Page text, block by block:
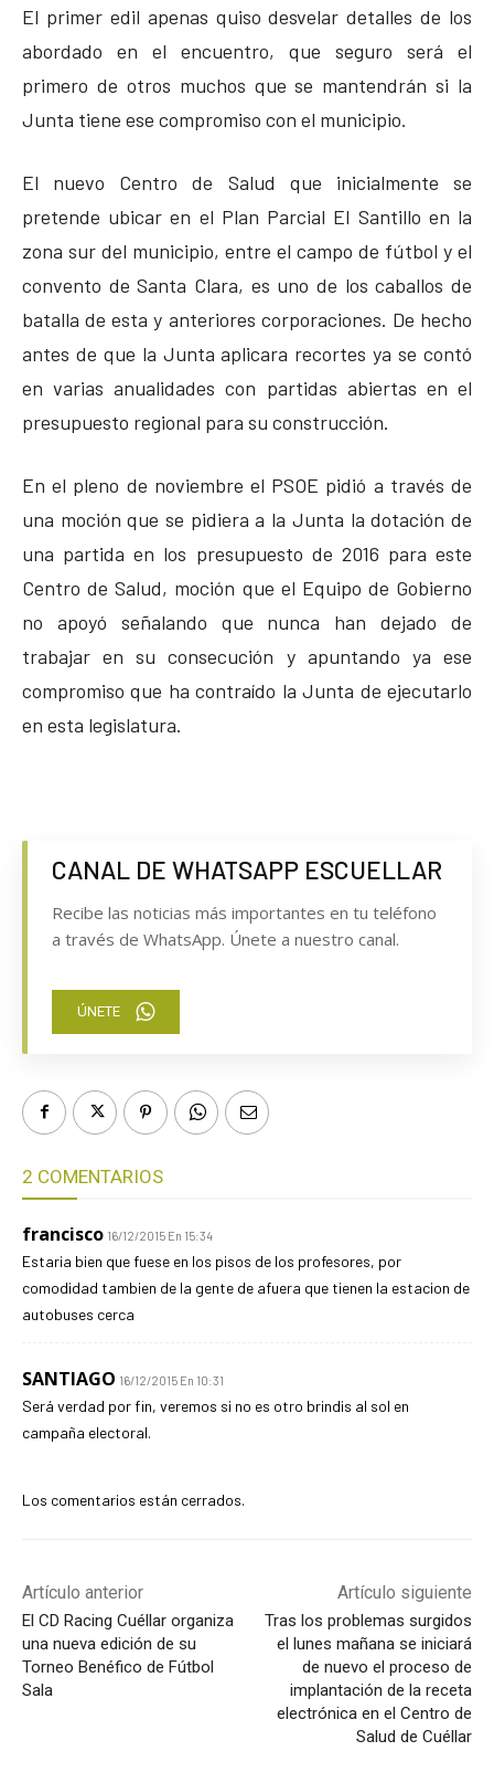
El primer edil apenas quiso desvelar detalles de los
abordado en el encuentro, que seguro será el
primero de otros muchos que se mantendrán si la
Junta tiene ese compromiso con el municipio.
El nuevo Centro de Salud que inicialmente se
pretende ubicar en el Plan Parcial El Santillo en la
zona sur del municipio, entre el campo de fútbol y el
convento de Santa Clara, es uno de los caballos de
batalla de esta y anteriores corporaciones. De hecho
antes de que la Junta aplicara recortes ya se contó
en varias anualidades con partidas abiertas en el
presupuesto regional para su construcción.
En el pleno de noviembre el PSOE pidió a través de
una moción que se pidiera a la Junta la dotación de
una partida en los presupuesto de 2016 para este
Centro de Salud, moción que el Equipo de Gobierno
no apoyó señalando que nunca han dejado de
trabajar en su consecución y apuntando ya ese
compromiso que ha contraído la Junta de ejecutarlo
en esta legislatura.
CANAL DE WHATSAPP ESCUELLAR
Recibe las noticias más importantes en tu teléfono
a través de WhatsApp. Únete a nuestro canal.
ÚNETE
2 COMENTARIOS
francisco 16/12/2015 En 15:34
Estaria bien que fuese en los pisos de los profesores, por
comodidad tambien de la gente de afuera que tienen la estacion de
autobuses cerca
SANTIAGO 16/12/2015 En 10:31
Será verdad por fin, veremos si no es otro brindis al sol en
campaña electoral.
Los comentarios están cerrados.
Artículo anterior
El CD Racing Cuéllar organiza
una nueva edición de su
Torneo Benéfico de Fútbol
Sala
Artículo siguiente
Tras los problemas surgidos
el lunes mañana se iniciará
de nuevo el proceso de
implantación de la receta
electrónica en el Centro de
Salud de Cuéllar